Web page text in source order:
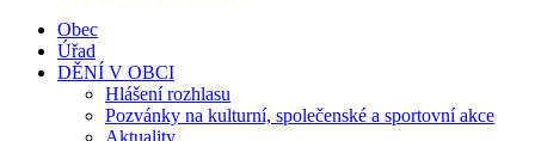
Obec
Úřad
DĚNÍ V OBCI
Hlášení rozhlasu
Pozvánky na kulturní, společenské a sportovní akce
Aktuality